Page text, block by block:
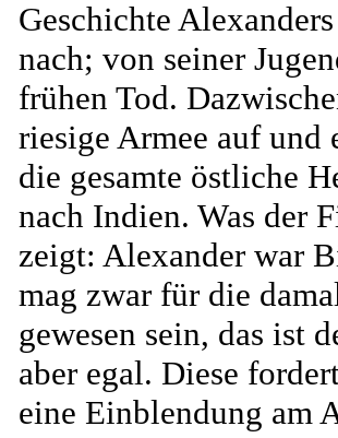
Geschichte
nach; von seiner
frühen Tod.
riesige Armee auf und
die gesamte östliche
nach Indien. Was der
zeigt: Alexander war
mag zwar für die
gewesen sein, das ist
aber egal. Diese
eine Einblendung am